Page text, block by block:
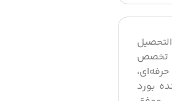
تخصص
از ۱۲ سال تجربه حرفه‌ای،
بورد